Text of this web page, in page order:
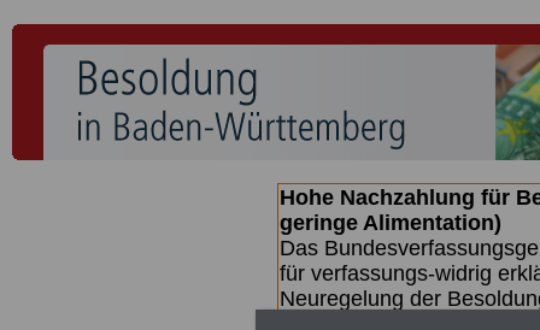
Hohe Nachzahlung für
geringe Alimentation)
Das
für verfassungs-widrig
Neuregelung der